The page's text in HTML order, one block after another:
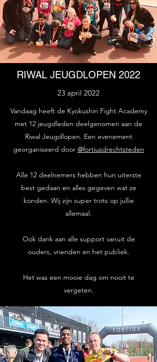
RIWAL JEUGDLOPEN 2022
23 april 2022
Vandaag heeft de Kyokushin Fight Academy
met 12 jeugdleden deelgenomen aan de
Riwal Jeugdlopen. Een evenement
georganiseerd door @fortiusdrechtsteden
Alle 12 deelnemers hebben hun uiterste
best gedaan en alles gegeven wat ze
konden. Wij zijn super trots op jullie
allemaal.
Ook dank aan alle support vanuit de
ouders, vrienden en het publiek.
Het was een mooie dag om nooit te
vergeten.